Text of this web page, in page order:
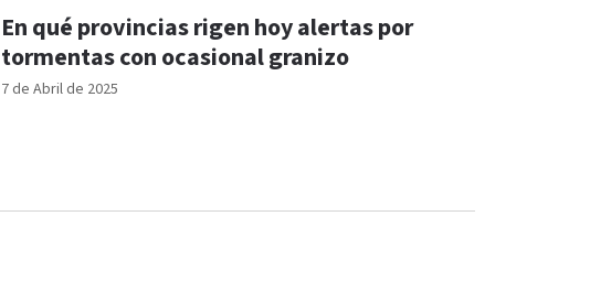
7 de Abril de 2025
En qué provincias rigen hoy alertas por
tormentas con ocasional granizo